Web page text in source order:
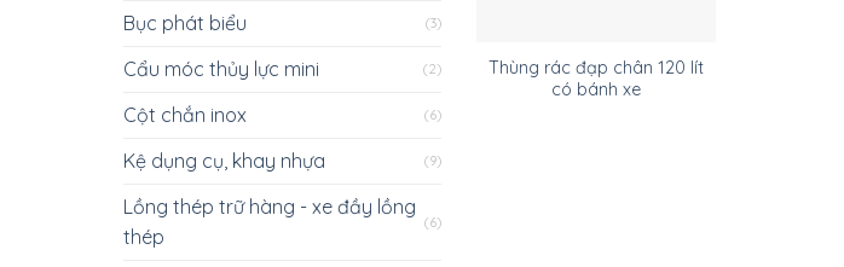
Bục phát biểu (3)
Cẩu móc thủy lực mini (2)
Cột chắn inox (6)
Kệ dụng cụ, khay nhựa (9)
Lồng thép trữ hàng - xe đầy lồng
thép
(6)
Thùng rác đạp chân 120 lít
có bánh xe